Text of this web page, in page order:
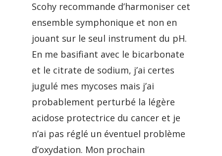
Scohy recommande d’harmoniser cet
ensemble symphonique et non en
jouant sur le seul instrument du pH.
En me basifiant avec le bicarbonate
et le citrate de sodium, j’ai certes
jugulé mes mycoses mais j’ai
probablement perturbé la légère
acidose protectrice du cancer et je
n’ai pas réglé un éventuel problème
d’oxydation. Mon prochain